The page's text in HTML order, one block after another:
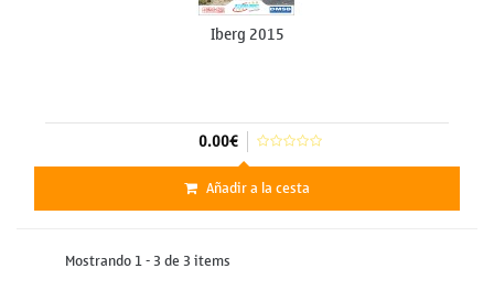
Iberg 2015
0.00€
Añadir a la cesta
Mostrando 1 - 3 de 3 items